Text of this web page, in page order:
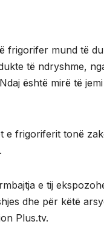
frigorifer mund të
të ndryshme,
është mirë të
e frigoriferit tonë
e tij
dhe për këtë
Plus.tv.